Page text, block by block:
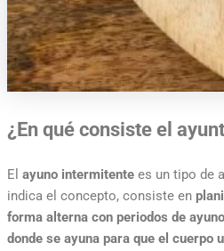
¿En qué consiste el
El ayuno intermitente es un tipo de
indica el concepto, consiste en
forma alterna con periodos de
donde se ayuna para que el cuerpo